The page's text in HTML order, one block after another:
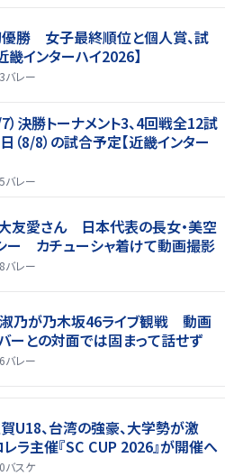
勝 女子最終順位と個人賞、試
畿インターハイ2026】
バレー
）決勝トーナメント3、4回戦全12試
（8/8）の試合予定【近畿インター
バレー
友愛さん 日本代表の長女・美空
ー カチューシャ着けて動画撮影
バレー
淑乃が乃木坂46ライブ観戦 動画
との対面では固まって話せず
バレー
U18、台湾の強豪、大学勢が激
ラ主催『SC CUP 2026』が開催へ
バスケ